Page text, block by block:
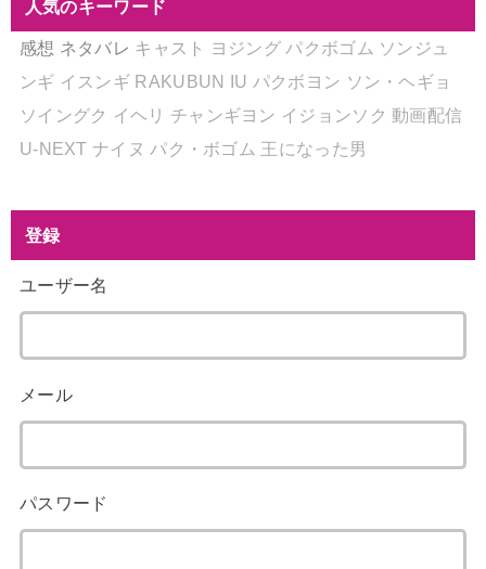
人気のキーワード
感想 ネタバレ キャスト ヨジング パクボゴム ソンジュ
ンギ イスンギ RAKUBUN IU パクボヨン ソン・ヘギョ
ソイングク イヘリ チャンギヨン イジョンソク 動画配信
U-NEXT ナイヌ パク・ボゴム 王になった男
登録
ユーザー名
メール
パスワード